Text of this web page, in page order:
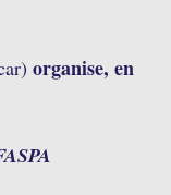
organise, en